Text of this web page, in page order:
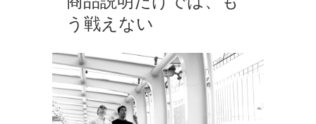
う戦えない